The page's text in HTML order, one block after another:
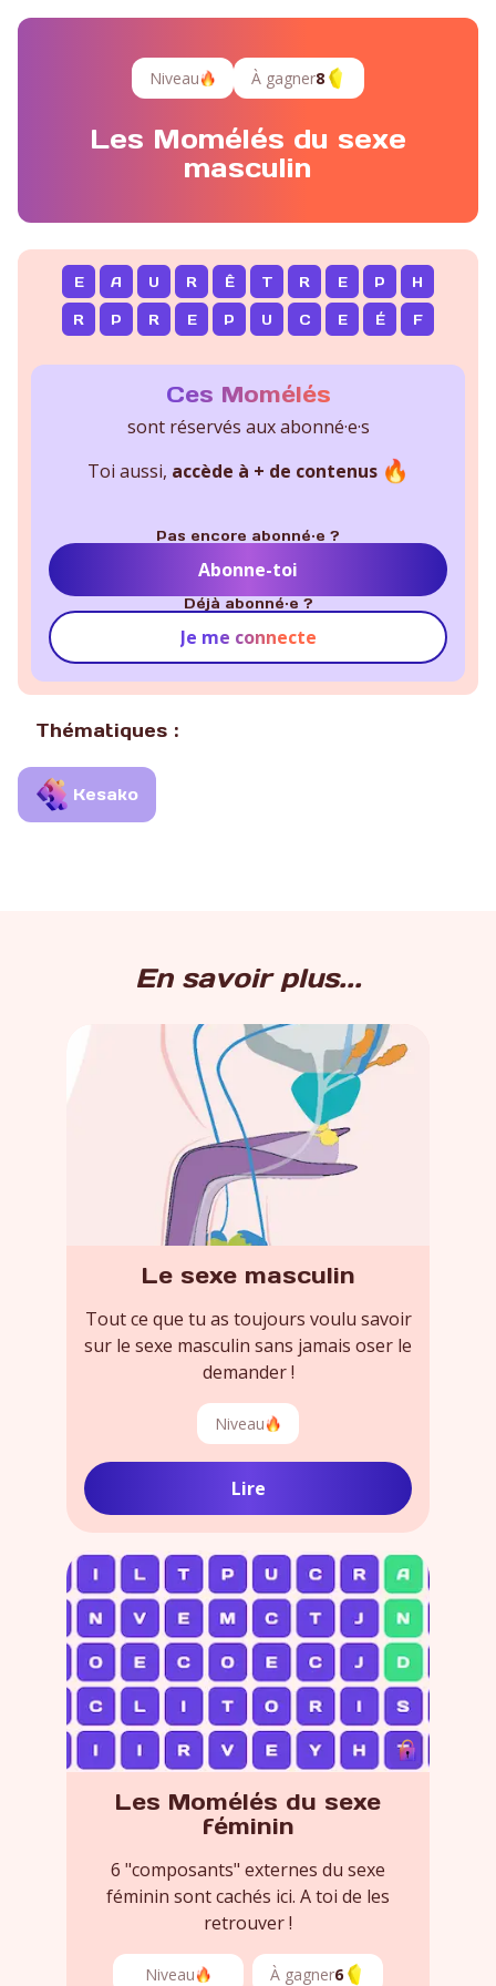
Niveau À gagner8
Les Momélés du sexe
masculin
E A U R Ê T R E P H
R P R E P U C E É F
Ces Momélés
sont réservés aux abonné·e·s
Toi aussi, accède à + de contenus
Pas encore abonné·e ?
Abonne-toi
Déjà abonné·e ?
Je me connecte
Thématiques :
Kesako
En savoir plus...
Le sexe masculin
Tout ce que tu as toujours voulu savoir
sur le sexe masculin sans jamais oser le
demander !
Niveau
Lire
Les Momélés du sexe
féminin
6 "composants" externes du sexe
féminin sont cachés ici. A toi de les
retrouver !
Niveau À gagner6